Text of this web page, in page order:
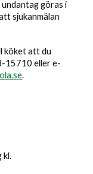
göras i
sjukanmälan
köket att du
15710 eller e-
.
kl.